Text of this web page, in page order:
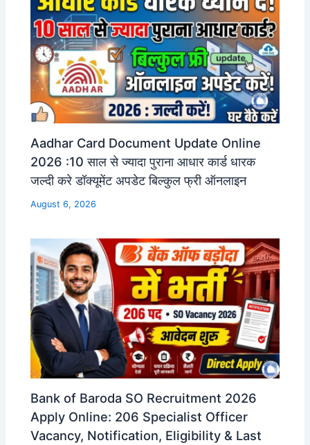
Aadhar Card Document Update Online
2026 :10 साल से ज्यादा पुराना आधार कार्ड धारक
जल्दी करे डॉक्यूमेंट अपडेट बिल्कुल फ्री ऑनलाइन
August 6, 2026
Bank of Baroda SO Recruitment 2026
Apply Online: 206 Specialist Officer
Vacancy, Notification, Eligibility & Last